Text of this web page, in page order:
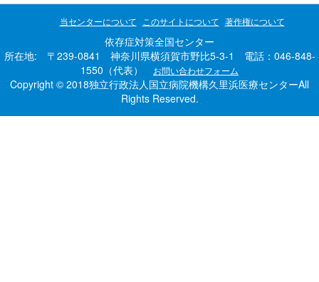
当センターについて このサイトについて 著作権について
依存症対策全国センター
所在地: 〒239-0841 神奈川県横須賀市野比5-3-1 電話：046-848-
1550（代表）
お問い合わせフォーム
Copyright © 2018独立行政法人国立病院機構久里浜医療センターAll
Rights Reserved.